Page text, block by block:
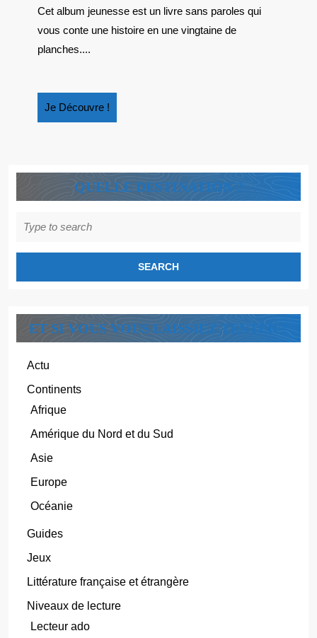
VA
PAS
Cet album jeunesse est un livre sans paroles qui
vous conte une histoire en une vingtaine de
planches....
Je Découvre !
Découvre
QUELLE DESTINATION ?
for:
ET SI VOUS VOUS LAISSIEZ TENTER ?
Actu
Continents
Afrique
Amérique du Nord et du Sud
Asie
Europe
Océanie
Guides
Jeux
Littérature française et étrangère
Niveaux de lecture
Lecteur ado